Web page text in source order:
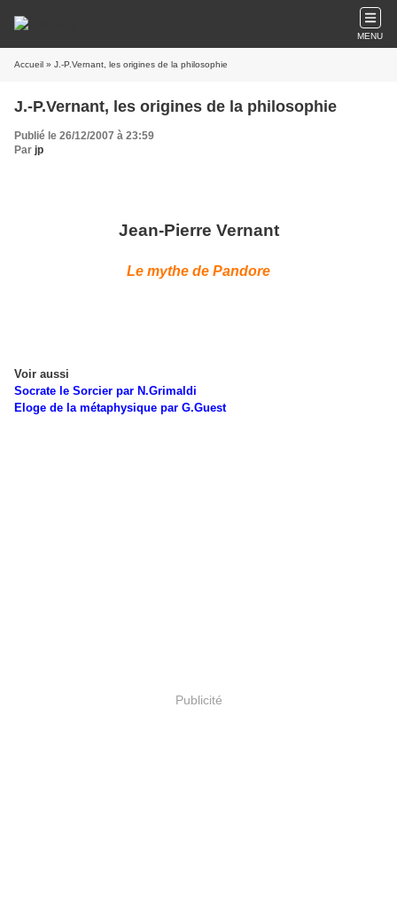
MENU
Accueil » J.-P.Vernant, les origines de la philosophie
J.-P.Vernant, les origines de la philosophie
Publié le 26/12/2007 à 23:59
Par jp
Jean-Pierre Vernant
Le mythe de Pandore
Voir aussi
Socrate le Sorcier par N.Grimaldi
Eloge de la métaphysique par G.Guest
Publicité